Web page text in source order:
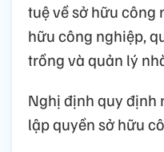
tuệ về sở hữu công
hữu công nghiệp,
trồng và quản lý
Nghị định quy định
lập quyền sở hữu